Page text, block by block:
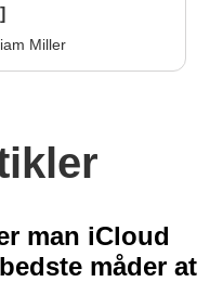
Miller
man iCloud
måder at